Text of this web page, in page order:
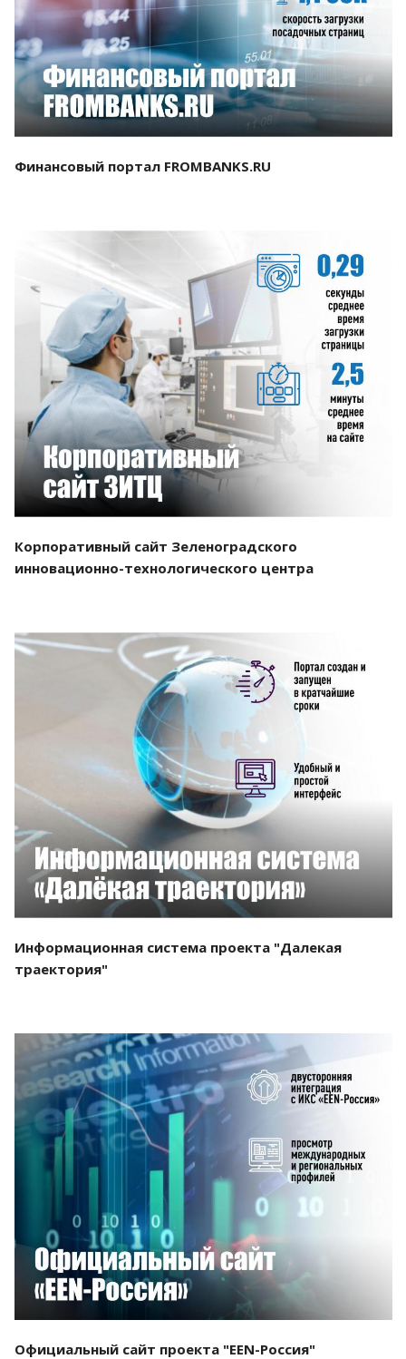
Смотреть проект
Финансовый портал FROMBANKS.RU
Смотреть проект
Корпоративный сайт Зеленоградского
инновационно-технологического центра
Смотреть проект
Информационная система проекта "Далекая
траектория"
Смотреть проект
Официальный сайт проекта "EEN-Россия"